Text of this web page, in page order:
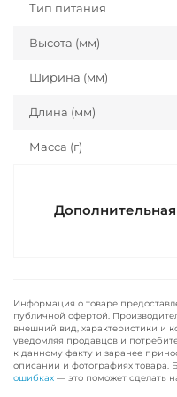
Тип питания
Высота (мм)
Ширина (мм)
Длина (мм)
Масса (г)
Информация о товаре
публичной офертой.
внешний вид, характеристики и
уведомляя продавцов и
к данному факту и заранее
описании и фотографиях товара.
ошибках — это поможет сделать